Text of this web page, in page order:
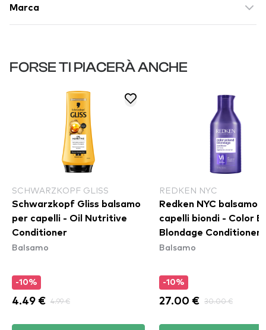
Marca
FORSE TI PIACERÀ ANCHE
SCHWARZKOPF GLISS
Schwarzkopf Gliss balsamo
per capelli - Oil Nutritive
Conditioner
Balsamo
-10%
4.49 € 4.99 €
REDKEN NYC
Redken NYC balsamo
capelli biondi - Color
Blondage Conditioner
Balsamo
-10%
27.00 € 30.00 €